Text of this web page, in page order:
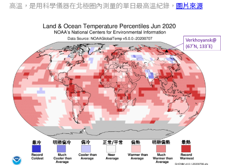
高溫，是用科學儀器在北極圈內測量的單日最高溫紀錄， 圖片來源